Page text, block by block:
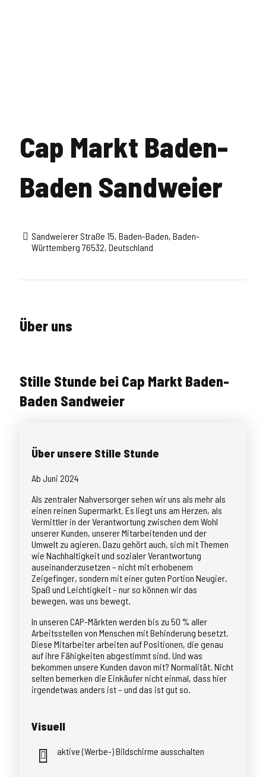
Cap Markt Baden-
Baden Sandweier
Sandweierer Straße 15, Baden-Baden, Baden-
Württemberg 76532, Deutschland
Über uns
Stille Stunde bei Cap Markt Baden-
Baden Sandweier
Über unsere Stille Stunde
Ab Juni 2024
Als zentraler Nahversorger sehen wir uns als mehr als
einen reinen Supermarkt. Es liegt uns am Herzen, als
Vermittler in der Verantwortung zwischen dem Wohl
unserer Kunden, unserer Mitarbeitenden und der
Umwelt zu agieren. Dazu gehört auch, sich mit Themen
wie Nachhaltigkeit und sozialer Verantwortung
auseinanderzusetzen – nicht mit erhobenem
Zeigefinger, sondern mit einer guten Portion Neugier,
Spaß und Leichtigkeit – nur so können wir das
bewegen, was uns bewegt.
In unseren CAP-Märkten werden bis zu 50 % aller
Arbeitsstellen von Menschen mit Behinderung besetzt.
Diese Mitarbeiter arbeiten auf Positionen, die genau
auf ihre Fähigkeiten abgestimmt sind. Und was
bekommen unsere Kunden davon mit? Normalität. Nicht
selten bemerken die Einkäufer nicht einmal, dass hier
irgendetwas anders ist – und das ist gut so.
Visuell
aktive (Werbe-) Bildschirme ausschalten